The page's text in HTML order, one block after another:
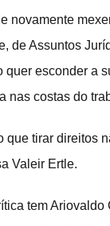
novamente
de Assuntos
quer esconder a
nas costas do
que tirar direitos
Valeir Ertle.
tem